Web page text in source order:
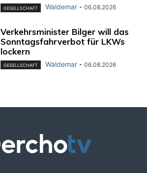
GESELLSCHAFT Waldemar - 06.08.2026
Verkehrsminister Bilger will das
Sonntagsfahrverbot für LKWs
lockern
GESELLSCHAFT Waldemar - 06.08.2026